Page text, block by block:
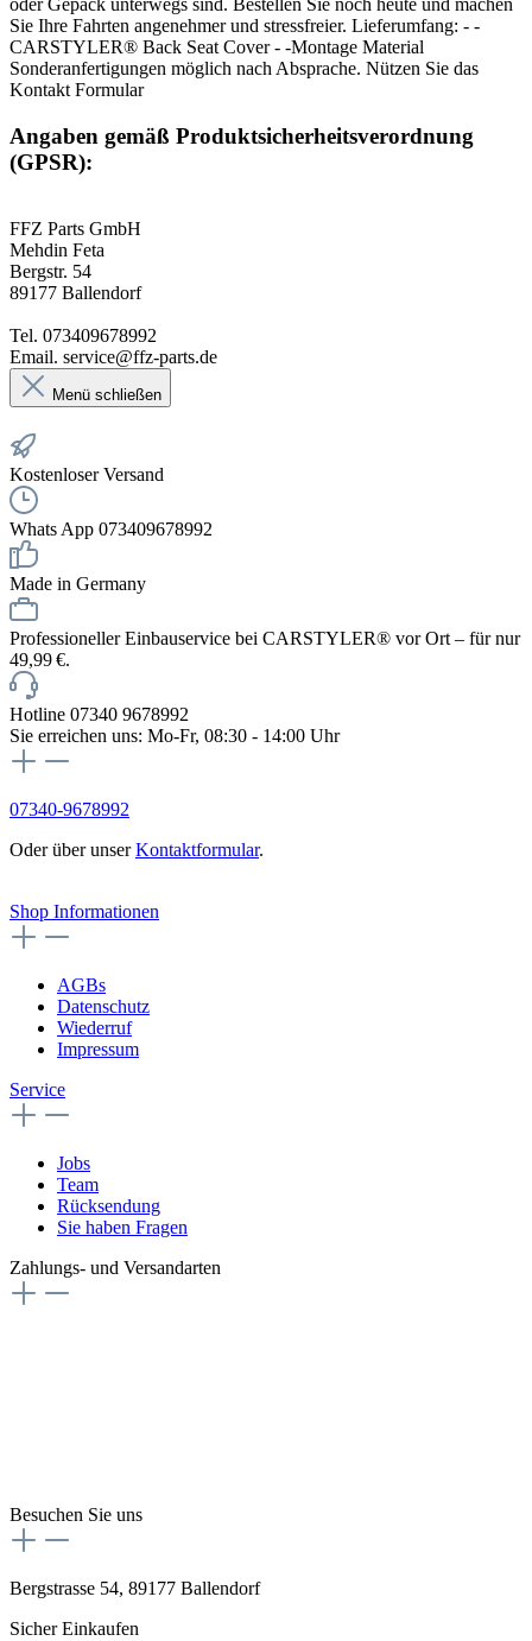
oder Gepäck unterwegs sind. Bestellen Sie noch heute und machen
Sie Ihre Fahrten angenehmer und stressfreier. Lieferumfang: - -
CARSTYLER® Back Seat Cover - -Montage Material
Sonderanfertigungen möglich nach Absprache. Nützen Sie das
Kontakt Formular
Angaben gemäß Produktsicherheitsverordnung
(GPSR):
FFZ Parts GmbH
Mehdin Feta
Bergstr. 54
89177 Ballendorf
Tel. 073409678992
Email. service@ffz-parts.de
Menü schließen
Kostenloser Versand
Whats App 073409678992
Made in Germany
Professioneller Einbauservice bei CARSTYLER® vor Ort – für nur
49,99 €.
Hotline 07340 9678992
Sie erreichen uns: Mo-Fr, 08:30 - 14:00 Uhr
07340-9678992
Oder über unserKontaktformular.
Shop Informationen
AGBs
Datenschutz
Wiederruf
Impressum
Service
Jobs
Team
Rücksendung
Sie haben Fragen
Zahlungs- und Versandarten
Besuchen Sie uns
Bergstrasse 54, 89177 Ballendorf
Sicher Einkaufen